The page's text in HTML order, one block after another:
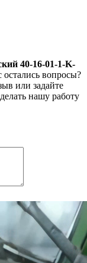
40-16-01-1-K-
остались вопросы?
или задайте
нашу работу